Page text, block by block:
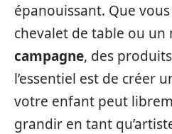
épanouissant. Que
chevalet de table ou un
campagne, des produits
l’essentiel est de créer
votre enfant peut
grandir en tant